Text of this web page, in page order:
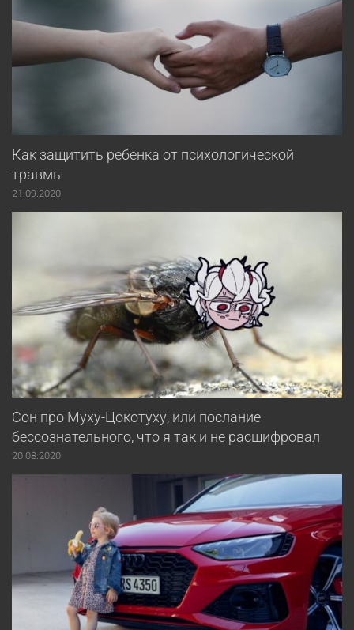
Как защитить ребенка от психологической
травмы
21.09.2020
Сон про Муху-Цокотуху, или послание
бессознательного, что я так и не расшифровал
20.08.2020